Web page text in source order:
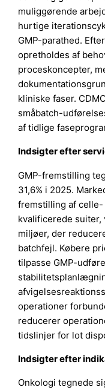
muliggørende
hurtige
GMP-parathed.
opretholdes af
proceskoncepter,
kliniske faser.
småbatch-
af tidlige
Indsigter efter
GMP-fremstilling
31,6% i 2025.
fremstilling af
kvalificerede
miljøer, der
batchfejl. Købere
tilpasse GMP-
operationer
reducerer
tidslinjer for lot
Indsigter efter
Onkologi tegnede